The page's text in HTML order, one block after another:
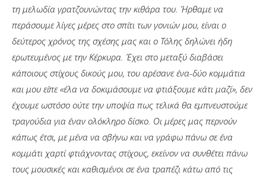
τη μελωδία γρατζουνώντας την κιθάρα του. Ήρθαμε να
περάσουμε λίγες μέρες στο σπίτι των γονιών μου, είναι ο
δεύτερος χρόνος της σχέσης μας και ο Τόλης δηλώνει ήδη
ερωτευμένος με την Κέρκυρα. Έχει στο μεταξύ διαβάσει
κάποιους στίχους δικούς μου, του αρέσανε ένα-δύο κομμάτια
και μου είπε «έλα να δοκιμάσουμε να φτιάξουμε κάτι μαζί», δεν
έχουμε ωστόσο ούτε την υποψία πως τελικά θα εμπνευστούμε
τραγούδια για έναν ολόκληρο δίσκο. Οι μέρες μας περνούν
κάπως έτσι, με μένα να σβήνω και να γράφω πάνω σε ένα
κομμάτι χαρτί φτιάχνοντας στίχους, εκείνον να συνθέτει πάνω
τους μουσικές και καθισμένοι σε ένα τραπέζι κάτω από τις